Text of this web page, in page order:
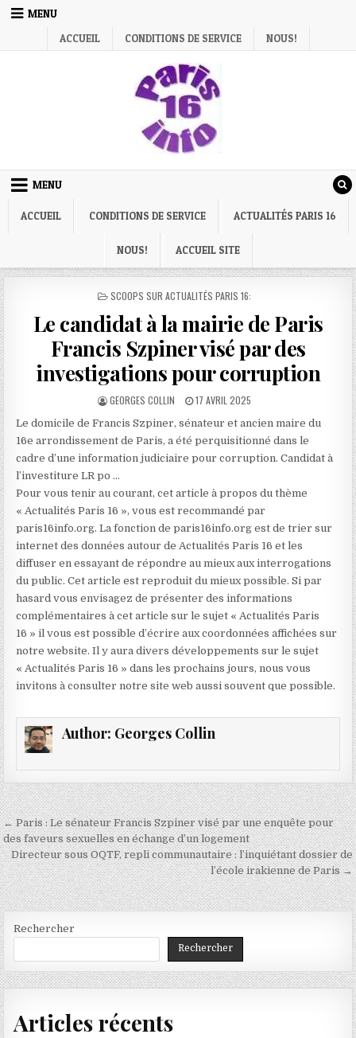
Skip
MENU
ACCUEIL
CONDITIONS DE SERVICE NOUS!
MENU
ACCUEIL CONDITIONS DE SERVICE ACTUALITÉS PARIS 16
NOUS! ACCUEIL SITE
POSTED
SCOOPS SUR ACTUALITÉS PARIS 16:
Le candidat à la mairie de Paris
Francis Szpiner visé par des
investigations pour corruption
AUTHOR:
GEORGES COLLIN
PUBLISHED
17 AVRIL 2025
Le domicile de Francis Szpiner, sénateur et ancien maire du
16e arrondissement de Paris, a été perquisitionné dans le
cadre d’une information judiciaire pour corruption. Candidat à
l’investiture LR po …
Pour vous tenir au courant, cet article à propos du thème
« Actualités Paris 16 », vous est recommandé par
paris16info.org. La fonction de paris16info.org est de trier sur
internet des données autour de Actualités Paris 16 et les
diffuser en essayant de répondre au mieux aux interrogations
du public. Cet article est reproduit du mieux possible. Si par
hasard vous envisagez de présenter des informations
complémentaires à cet article sur le sujet « Actualités Paris
16 » il vous est possible d’écrire aux coordonnées affichées sur
notre website. Il y aura divers développements sur le sujet
« Actualités Paris 16 » dans les prochains jours, nous vous
invitons à consulter notre site web aussi souvent que possible.
Author: Georges Collin
Navigation
de
l’article
← Paris : Le sénateur Francis Szpiner visé par une enquête pour
des faveurs sexuelles en échange d’un logement
Directeur sous OQTF, repli communautaire : l’inquiétant dossier de
l’école irakienne de Paris →
Rechercher
Rechercher
Articles récents